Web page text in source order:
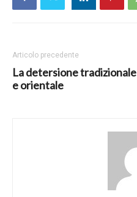
Articolo precedente
La detersione tradizionale
e orientale